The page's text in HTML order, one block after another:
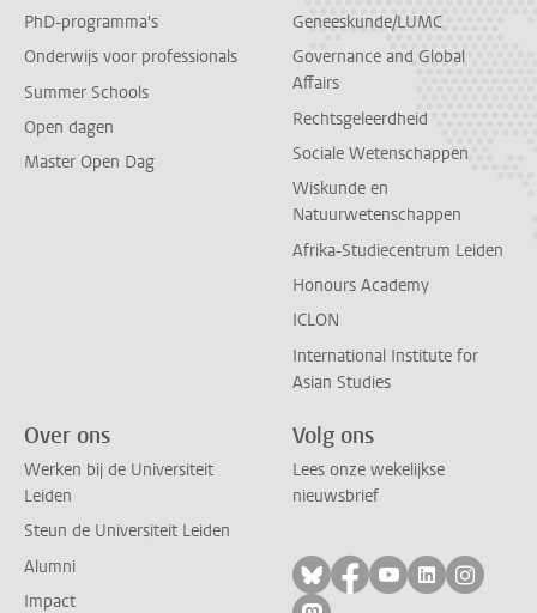
PhD-programma's
Onderwijs voor professionals
Summer Schools
Open dagen
Master Open Dag
Geneeskunde/LUMC
Governance and Global
Affairs
Rechtsgeleerdheid
Sociale Wetenschappen
Wiskunde en
Natuurwetenschappen
Afrika-Studiecentrum Leiden
Honours Academy
ICLON
International Institute for
Asian Studies
Over ons
Werken bij de Universiteit
Leiden
Steun de Universiteit Leiden
Alumni
Impact
Volg ons
Lees onze wekelijkse
nieuwsbrief
Volg ons op bluesky
Volg ons op
Volg ons op
Volg ons
Volg